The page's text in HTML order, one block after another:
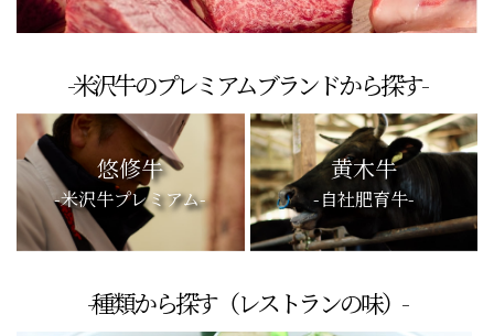
-米沢牛のプレミアムブランドから探す-
悠修牛
-米沢牛プレミアム-
黄木牛
-自社肥育牛-
-種類から探す（レストランの味）-